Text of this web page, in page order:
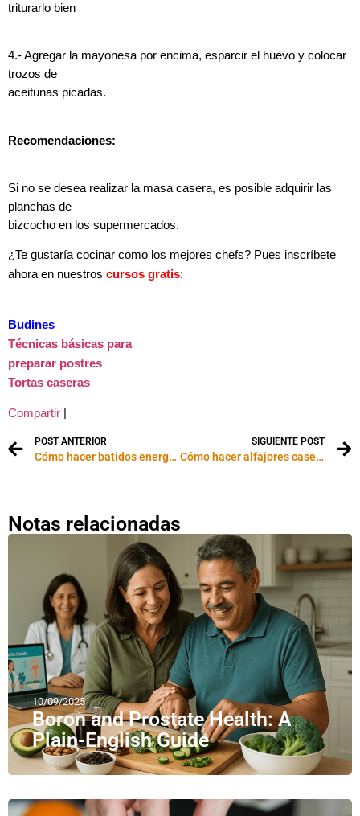
triturarlo bien
4.- Agregar la mayonesa por encima, esparcir el huevo y colocar
trozos de
aceitunas picadas.
Recomendaciones:
Si no se desea realizar la masa casera, es posible adquirir las
planchas de
bizcocho en los supermercados.
¿Te gustaría cocinar como los mejores chefs? Pues inscríbete
ahora en nuestros cursos gratis:
Budines
Técnicas básicas para
preparar postres
Tortas caseras
Compartir |
POST ANTERIOR
Cómo hacer batidos energéticos
SIGUIENTE POST
Cómo hacer alfajores caseros
Notas relacionadas
10/09/2025
Boron and Prostate Health: A
Plain-English Guide